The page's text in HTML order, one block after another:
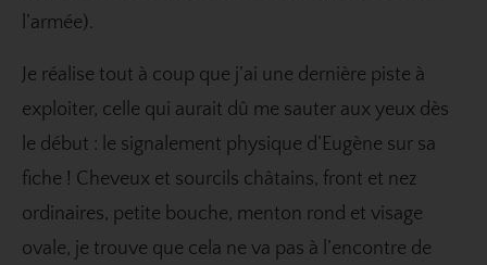
l’armée).
Je réalise tout à coup que j’ai une dernière piste à
exploiter, celle qui aurait dû me sauter aux yeux dès
le début : le signalement physique d’Eugène sur sa
fiche ! Cheveux et sourcils châtains, front et nez
ordinaires, petite bouche, menton rond et visage
ovale, je trouve que cela ne va pas à l’encontre de